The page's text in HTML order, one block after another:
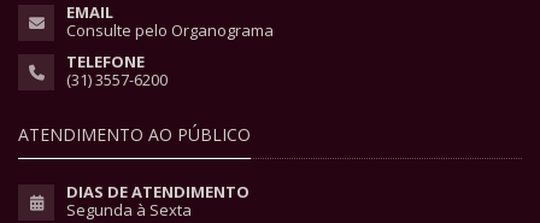
EMAIL
Consulte pelo Organograma
TELEFONE
(31) 3557-6200
ATENDIMENTO AO PÚBLICO
DIAS DE ATENDIMENTO
Segunda à Sexta